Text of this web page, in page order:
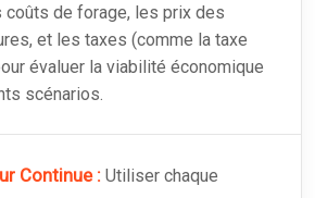
coûts de forage, les prix des
et les taxes (comme la taxe
évaluer la viabilité économique
scénarios.
Continue : Utiliser chaque